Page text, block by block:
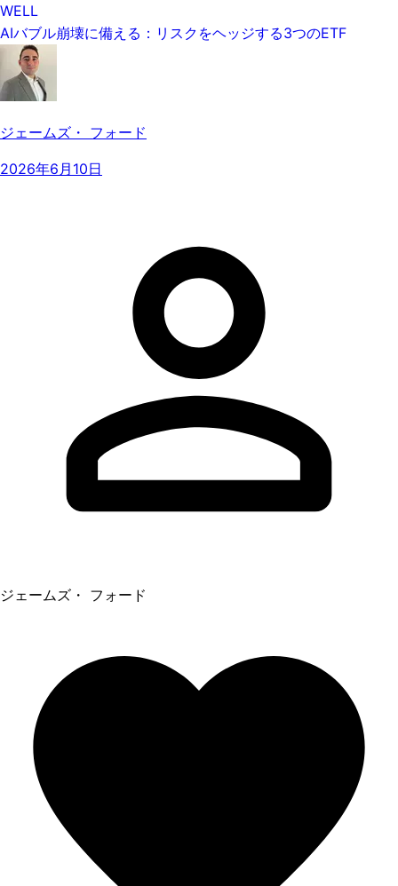
WELL
AIバブル崩壊に備える：リスクをヘッジする3つのETF
ジェームズ・ フォード
2026年6月10日
ジェームズ・ フォード